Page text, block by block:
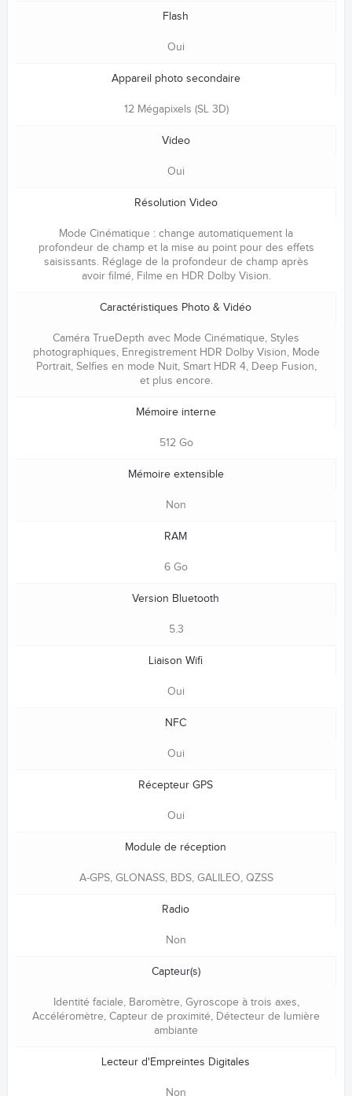
Flash
Oui
Appareil photo secondaire
12 Mégapixels (SL 3D)
Video
Oui
Résolution Video
Mode Cinématique : change automatiquement la
profondeur de champ et la mise au point pour des effets
saisissants. Réglage de la profondeur de champ après
avoir filmé, Filme en HDR Dolby Vision.
Caractéristiques Photo & Vidéo
Caméra TrueDepth avec Mode Cinématique, Styles
photographiques, Enregistrement HDR Dolby Vision, Mode
Portrait, Selfies en mode Nuit, Smart HDR 4, Deep Fusion,
et plus encore.
Mémoire interne
512 Go
Mémoire extensible
Non
RAM
6 Go
Version Bluetooth
5.3
Liaison Wifi
Oui
NFC
Oui
Récepteur GPS
Oui
Module de réception
A-GPS, GLONASS, BDS, GALILEO, QZSS
Radio
Non
Capteur(s)
Identité faciale, Baromètre, Gyroscope à trois axes,
Accéléromètre, Capteur de proximité, Détecteur de lumière
ambiante
Lecteur d'Empreintes Digitales
Non